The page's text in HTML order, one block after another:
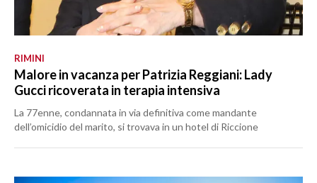
RIMINI
Malore in vacanza per Patrizia Reggiani: Lady
Gucci ricoverata in terapia intensiva
La 77enne, condannata in via definitiva come mandante
dell’omicidio del marito, si trovava in un hotel di Riccione